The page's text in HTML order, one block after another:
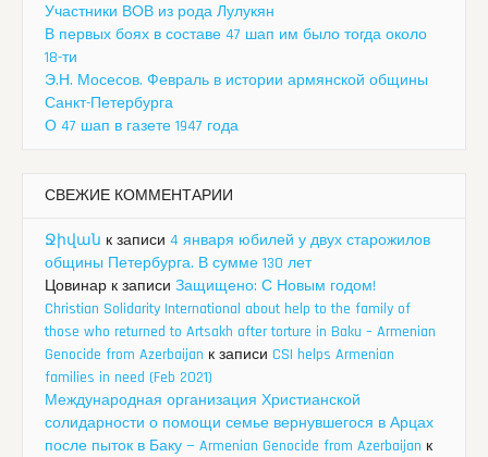
Участники ВОВ из рода Лулукян
В первых боях в составе 47 шап им было тогда около
18-ти
Э.Н. Мосесов. Февраль в истории армянской общины
Санкт-Петербурга
О 47 шап в газете 1947 года
СВЕЖИЕ КОММЕНТАРИИ
Ջիվան к записи 4 января юбилей у двух старожилов
общины Петербурга. В сумме 130 лет
Цовинар к записи Защищено: С Новым годом!
Christian Solidarity International about help to the family of
those who returned to Artsakh after torture in Baku – Armenian
Genocide from Azerbaijan к записи CSI helps Armenian
families in need (Feb 2021)
Международная организация Христианской
солидарности о помощи семье вернувшегося в Арцах
после пыток в Баку — Armenian Genocide from Azerbaijan к